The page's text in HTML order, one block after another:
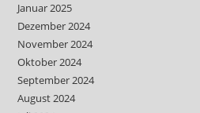
Januar 2025
Dezember 2024
November 2024
Oktober 2024
September 2024
August 2024